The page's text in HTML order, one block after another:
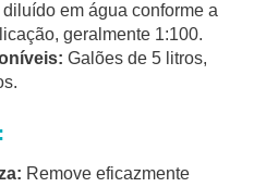
diluído em água conforme a
geralmente 1:100.
Galões de 5 litros,
Remove eficazmente